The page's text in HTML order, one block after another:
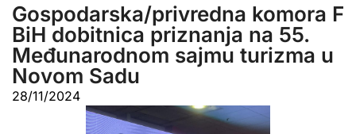
Gospodarska/privredna komora F
BiH dobitnica priznanja na 55.
Međunarodnom sajmu turizma u
Novom Sadu
28/11/2024